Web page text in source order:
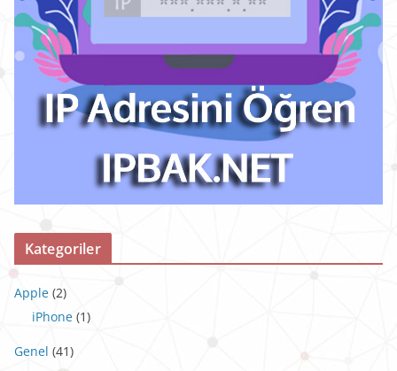
Kategoriler
Apple (2)
iPhone (1)
Genel (41)